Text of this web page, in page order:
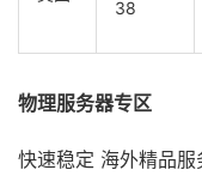
38
物理服务器专区
快速稳定 海外精品服